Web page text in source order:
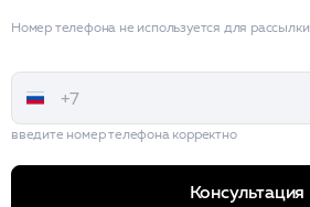
Номер телефона не используется для рассылки
введите номер телефона корректно
Консультация